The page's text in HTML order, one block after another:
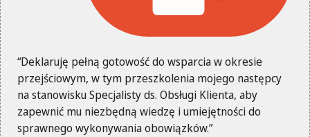
“Deklaruję pełną gotowość do wsparcia w okresie
przejściowym, w tym przeszkolenia mojego następcy
na stanowisku Specjalisty ds. Obsługi Klienta, aby
zapewnić mu niezbędną wiedzę i umiejętności do
sprawnego wykonywania obowiązków.”